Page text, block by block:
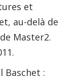
et
au-delà de
Master2.
Baschet :